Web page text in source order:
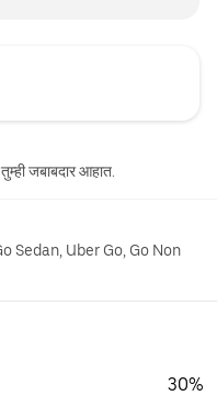
जबाबदार आहात.
Sedan, Uber Go, Go Non
30%